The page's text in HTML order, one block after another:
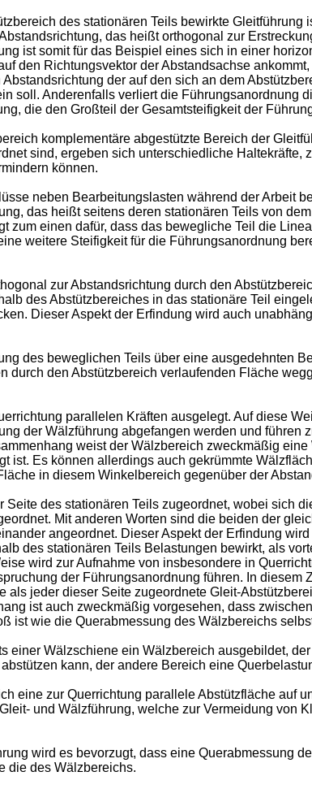
des stationären Teils bewirkte
das heißt orthogonal zur
ist somit für das Beispiel eines sich in einer
den Richtungsvektor der Abstandsachse
der auf den sich an dem
soll. Anderenfalls verliert die Führungsanordnung
die den Großteil der Gesamtsteifigkeit der
komplementäre abgestützte Bereich der
sind, ergeben sich unterschiedliche Haltekräfte,
können.
neben Bearbeitungslasten während der Arbeit
das heißt seitens deren stationären Teils von
einen dafür, dass das bewegliche Teil die
weitere Steifigkeit für die Führungsanordnung
zur Abstandsrichtung durch den
des Abstützbereiches in das stationäre Teil
Dieser Aspekt der Erfindung wird auch
des beweglichen Teils über eine ausgedehnten
den Abstützbereich verlaufenden Fläche
parallelen Kräften ausgelegt. Auf diese
der Wälzführung abgefangen werden und
weist der Wälzbereich zweckmäßig
ist. Es können allerdings auch gekrümmte
in diesem Winkelbereich gegenüber der
des stationären Teils zugeordnet, wobei sich
Mit anderen Worten sind die beiden der
angeordnet. Dieser Aspekt der Erfindung
des stationären Teils Belastungen bewirkt, als
wird zur Aufnahme von insbesondere in
der Führungsanordnung führen. In diesem
jeder dieser Seite zugeordnete Gleit-
ist auch zweckmäßig vorgesehen, dass
ist wie die Querabmessung des Wälzbereichs
einer Wälzschiene ein Wälzbereich ausgebildet,
kann, der andere Bereich eine
eine zur Querrichtung parallele Abstützfläche auf
und Wälzführung, welche zur Vermeidung von
wird es bevorzugt, dass eine Querabmessung
die des Wälzbereichs.